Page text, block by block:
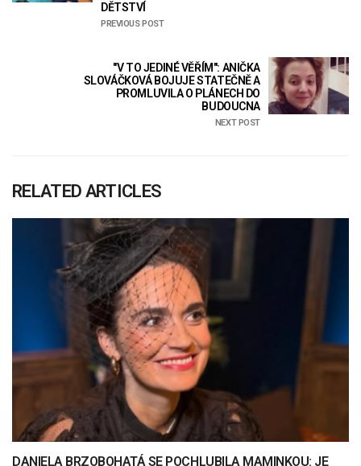
DĚTSTVÍ
PREVIOUS POST
"V TO JEDINÉ VĚŘÍM": ANIČKA
SLOVÁČKOVÁ BOJUJE STATEČNĚ A
PROMLUVILA O PLÁNECH DO
BUDOUCNA
NEXT POST
RELATED ARTICLES
DANIELA BRZOBOHATÁ SE POCHLUBILA MAMINKOU: JE